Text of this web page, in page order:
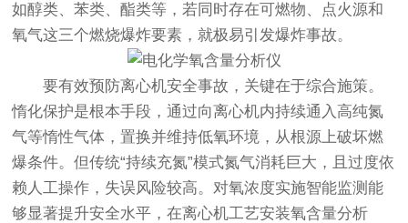
如醇类、苯类、酯类等，若同时存在可燃物、点火源和
氧气这三个燃烧爆炸要素，就极易引发爆炸事故。
要有效预防离心机安全事故，关键在于综合施策。
惰化保护是根本手段，通过向离心机内持续通入高纯氮
气等惰性气体，置换并维持低氧环境，从根源上破坏燃
爆条件。但传统“持续充氮”模式氮气消耗巨大，且过度依
赖人工操作，失误风险较高。对氧浓度实施智能监测能
够显著提升安全水平，在离心机工艺安装氧含量分析